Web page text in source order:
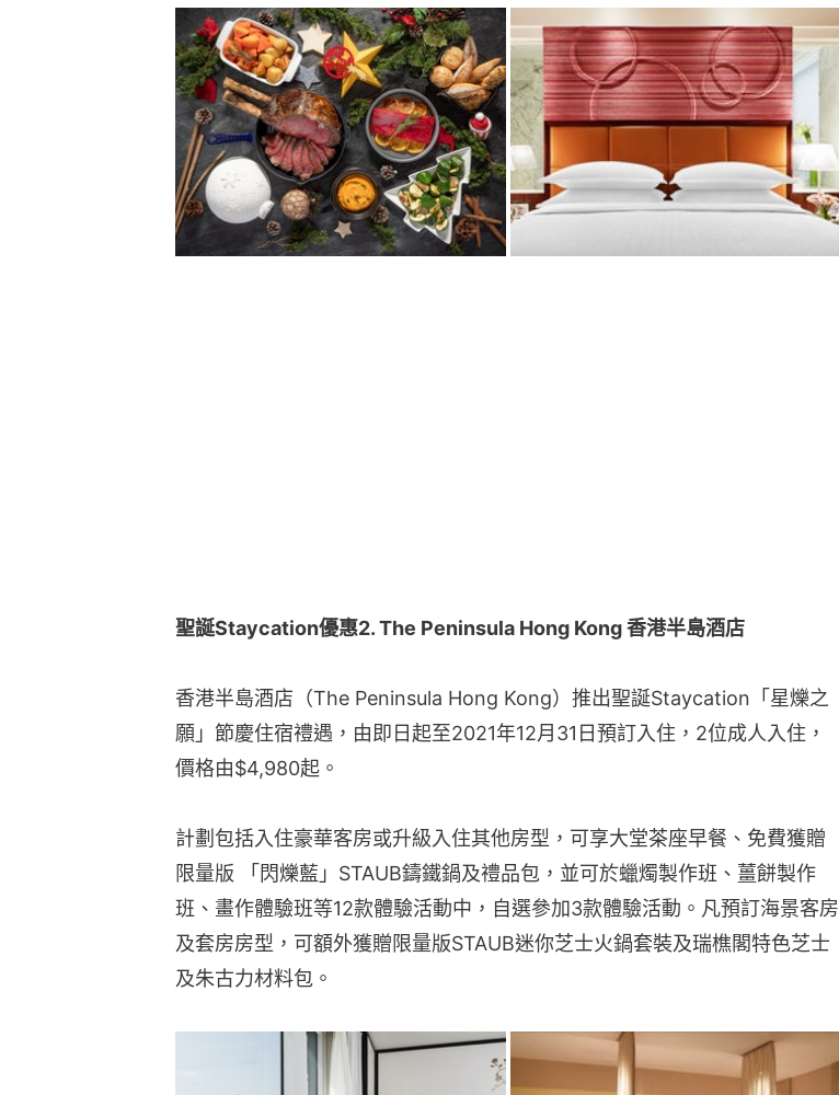
聖誕Staycation優惠2. The Peninsula Hong Kong 香港半島酒店
香港半島酒店（The Peninsula Hong Kong）推出聖誕Staycation「星爍之
願」節慶住宿禮遇，由即日起至2021年12月31日預訂入住，2位成人入住，
價格由$4,980起。
計劃包括入住豪華客房或升級入住其他房型，可享大堂茶座早餐、免費獲贈
限量版 「閃爍藍」STAUB鑄鐵鍋及禮品包，並可於蠟燭製作班、薑餅製作
班、畫作體驗班等12款體驗活動中，自選參加3款體驗活動。凡預訂海景客房
及套房房型，可額外獲贈限量版STAUB迷你芝士火鍋套裝及瑞樵閣特色芝士
及朱古力材料包。